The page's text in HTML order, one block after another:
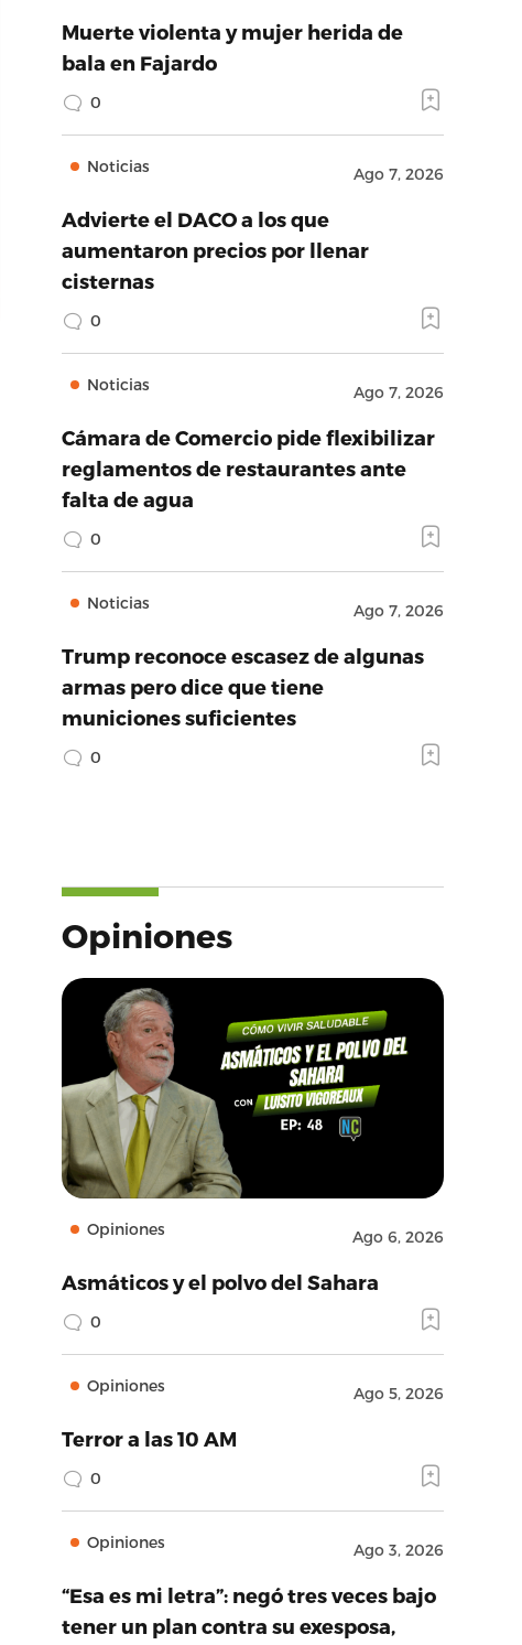
Muerte violenta y mujer herida de
bala en Fajardo
0
Noticias Ago 7, 2026
Advierte el DACO a los que
aumentaron precios por llenar
cisternas
0
Noticias Ago 7, 2026
Cámara de Comercio pide flexibilizar
reglamentos de restaurantes ante
falta de agua
0
Noticias Ago 7, 2026
Trump reconoce escasez de algunas
armas pero dice que tiene
municiones suficientes
0
Opiniones
Opiniones Ago 6, 2026
Asmáticos y el polvo del Sahara
0
Opiniones Ago 5, 2026
Terror a las 10 AM
0
Opiniones Ago 3, 2026
“Esa es mi letra”: negó tres veces bajo
tener un plan contra su exesposa,